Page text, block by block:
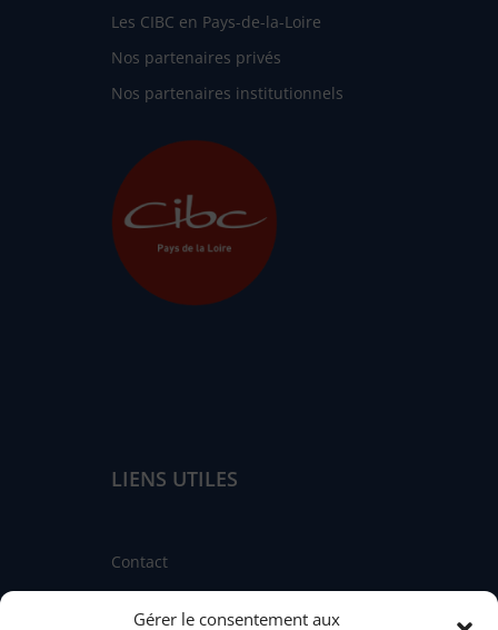
Gérer le consentement aux
Les CIBC en Pays-de-la-Loire
Nos partenaires privés
Nos partenaires institutionnels
LIENS UTILES
Contact
Linkedin